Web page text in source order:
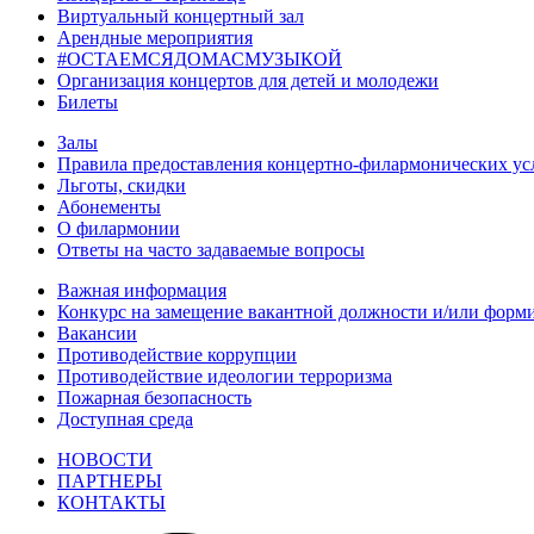
Виртуальный концертный зал
Арендные мероприятия
#ОСТАЕМСЯДОМАСМУЗЫКОЙ
Организация концертов для детей и молодежи
Билеты
Залы
Правила предоставления концертно-филармонических
Льготы, скидки
Абонементы
О филармонии
Ответы на часто задаваемые вопросы
Важная информация
Конкурс на замещение вакантной должности и/или
Вакансии
Противодействие коррупции
Противодействие идеологии терроризма
Пожарная безопасность
Доступная среда
НОВОСТИ
ПАРТНЕРЫ
КОНТАКТЫ